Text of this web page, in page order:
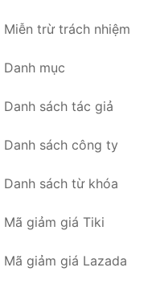
Miễn trừ trách nhiệm
Danh mục
Danh sách tác giả
Danh sách công ty
Danh sách từ khóa
Mã giảm giá Tiki
Mã giảm giá Lazada